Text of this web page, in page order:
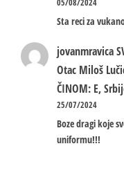
Sta reci za
jovanmravica
Otac Miloš
ČINOM: E,
25/07/2024
Boze dragi koje
uniformu!!!